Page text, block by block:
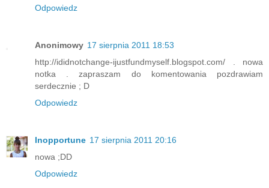
Odpowiedz
Anonimowy 17 sierpnia 2011 18:53
http://ididnotchange-ijustfundmyself.blogspot.com/ . nowa
notka . zapraszam do komentowania pozdrawiam
serdecznie ; D
Odpowiedz
Inopportune 17 sierpnia 2011 20:16
nowa ;DD
Odpowiedz